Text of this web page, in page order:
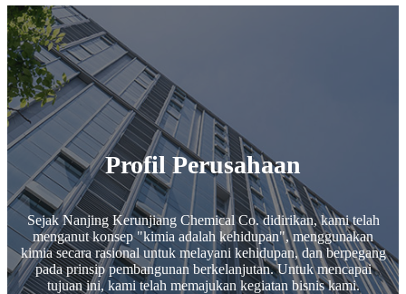
Profil Perusahaan
Sejak Nanjing Kerunjiang Chemical Co. didirikan, kami telah
menganut konsep "kimia adalah kehidupan", menggunakan
kimia secara rasional untuk melayani kehidupan, dan berpegang
pada prinsip pembangunan berkelanjutan. Untuk mencapai
tujuan ini, kami telah memajukan kegiatan bisnis kami.